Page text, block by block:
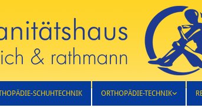
SCHUHTECHNIK ORTHOPÄDIE-TECHNIK